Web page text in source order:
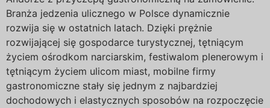
Branża jedzenia ulicznego w Polsce dynamicznie
rozwija się w ostatnich latach. Dzięki prężnie
rozwijającej się gospodarce turystycznej, tętniącym
życiem ośrodkom narciarskim, festiwalom plenerowym i
tętniącym życiem ulicom miast, mobilne firmy
gastronomiczne stały się jednym z najbardziej
dochodowych i elastycznych sposobów na rozpoczęcie